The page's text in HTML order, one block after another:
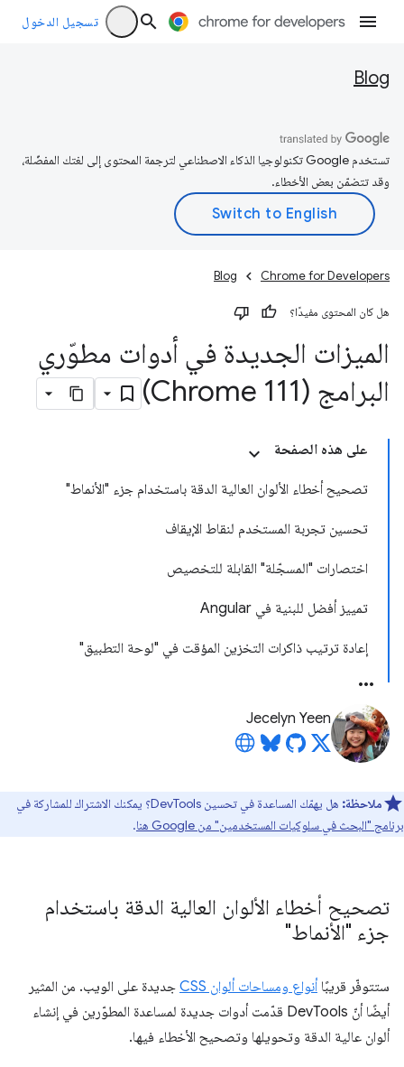
تسجيل الدخول
Blog
تستخدم Google تكنولوجيا الذكاء الاصطناعي لترجمة المحتوى إلى لغتك المفضّلة،
وقد تتضمّن بعض الأخطاء.
Chrome for Developers
Blog
هل كان المحتوى مفيدًا؟
الميزات الجديدة في أدوات مطوّري
البرامج (Chrome 111)
على هذه الصفحة
تصحيح أخطاء الألوان العالية الدقة باستخدام جزء "الأنماط"
تحسين تجربة المستخدم لنقاط الإيقاف
اختصارات "المسجّلة" القابلة للتخصيص
تمييز أفضل للبنية في Angular
إعادة ترتيب ذاكرات التخزين المؤقت في "لوحة التطبيق"
Jecelyn Yeen
ملاحظة: هل يهمّك المساعدة في تحسين DevTools؟ يمكنك الاشتراك للمشاركة في
برنامج "البحث في سلوكيات المستخدمين" من Google هنا
.
تصحيح أخطاء الألوان العالية الدقة باستخدام
جزء "الأنماط"
ستتوفّر قريبًا أنواع ومساحات ألوان CSS
جديدة على الويب. من المثير
أيضًا أنّ DevTools قدّمت أدوات جديدة لمساعدة المطوّرين في إنشاء
ألوان عالية الدقة وتحويلها وتصحيح الأخطاء فيها.